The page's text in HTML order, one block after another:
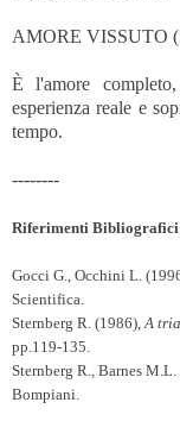
AMORE VISSUTO
È l'amore
esperienza reale e
tempo.
--------
Riferimenti
Gocci G., Occhini L.
Scientifica.
Sternberg R. (1986), A
pp.119-135.
Sternberg R., Barnes
Bompiani.